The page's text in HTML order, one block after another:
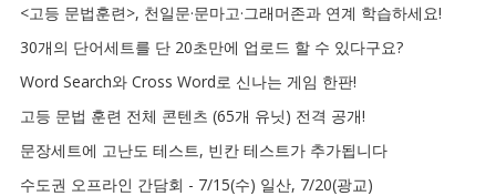
<고등 문법훈련>, 천일문·문마고·그래머존과 연계 학습하세요!
30개의 단어세트를 단 20초만에 업로드 할 수 있다구요?
Word Search와 Cross Word로 신나는 게임 한판!
고등 문법 훈련 전체 콘텐츠 (65개 유닛) 전격 공개!
문장세트에 고난도 테스트, 빈칸 테스트가 추가됩니다
수도권 오프라인 간담회 - 7/15(수) 일산, 7/20(광교)